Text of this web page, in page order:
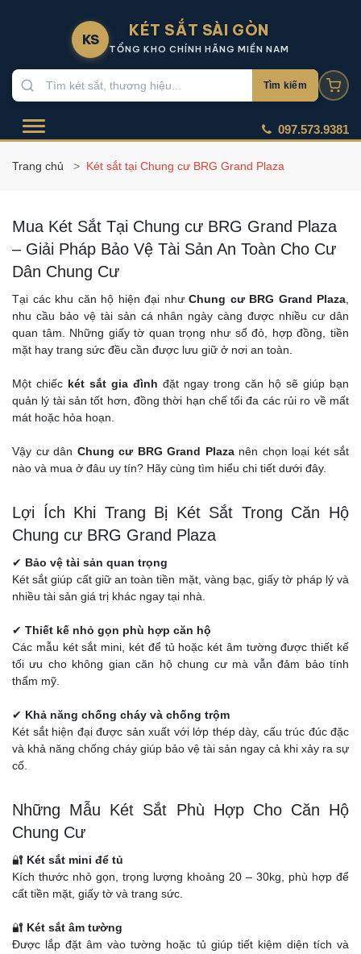
KS KÉT SẮT SÀI GÒN
TỔNG KHO CHÍNH HÃNG MIỀN NAM
Tìm kiếm
097.573.9381
Trang chủ Két sắt tại Chung cư BRG Grand Plaza
Mua Két Sắt Tại Chung cư BRG Grand Plaza
– Giải Pháp Bảo Vệ Tài Sản An Toàn Cho Cư
Dân Chung Cư
Tại các khu căn hộ hiện đại như Chung cư BRG Grand Plaza
nhu cầu bảo vệ tài sản cá nhân ngày càng được nhiều cư dân
quan tâm. Những giấy tờ quan trọng như sổ đỏ, hợp đồng, tiền
mặt hay trang sức đều cần được lưu giữ ở nơi an toàn.
Một chiếc két sắt gia đình đặt ngay trong căn hộ sẽ giúp bạn
quản lý tài sản tốt hơn, đồng thời hạn chế tối đa các rủi ro về mất
mát hoặc hỏa hoạn.
Vậy cư dân Chung cư BRG Grand Plazanên chọn loại két sắt
nào và mua ở đâu uy tín? Hãy cùng tìm hiểu chi tiết dưới đây.
Lợi Ích Khi Trang Bị Két Sắt Trong Căn Hộ
Chung cư BRG Grand Plaza
✔ Bảo vệ tài sản quan trọng
Két sắt giúp cất giữ an toàn tiền mặt, vàng bạc, giấy tờ pháp lý và
nhiều tài sản giá trị khác ngay tại nhà.
✔ Thiết kế nhỏ gọn phù hợp căn hộ
Các mẫu két sắt mini, két để tủ hoặc két âm tường được thiết kế
tối ưu cho không gian căn hộ chung cư mà vẫn đảm bảo tính
thẩm mỹ.
✔ Khả năng chống cháy và chống trộm
Két sắt hiện đại được sản xuất với lớp thép dày, cấu trúc đúc đặc
và khả năng chống cháy giúp bảo vệ tài sản ngay cả khi xảy ra sự
cố.
Những Mẫu Két Sắt Phù Hợp Cho Căn Hộ
Chung Cư
🔐 Két sắt mini để tủ
Kích thước nhỏ gọn, trọng lượng khoảng 20 – 30kg, phù hợp để
cất tiền mặt, giấy tờ và trang sức.
🔐 Két sắt âm tường
Được lắp đặt âm vào tường hoặc tủ giúp tiết kiệm diện tích và